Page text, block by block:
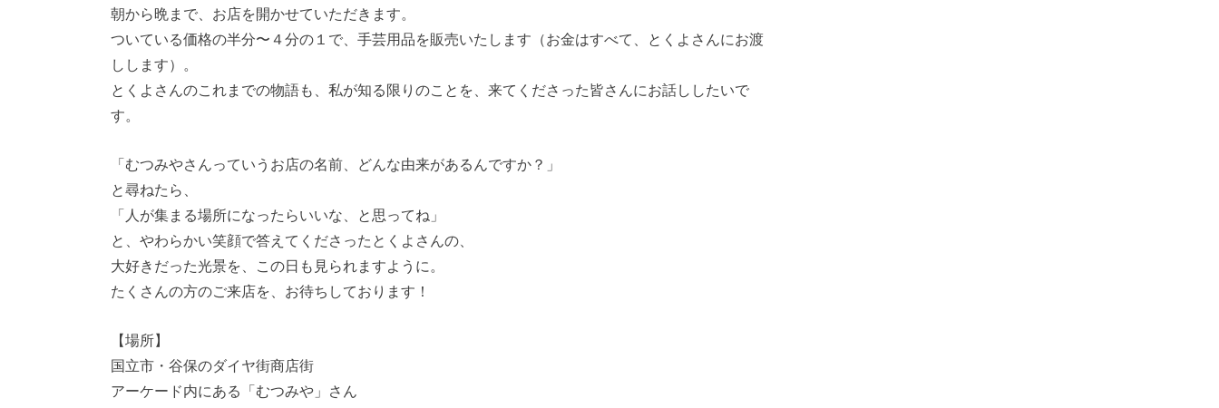
朝から晩まで、お店を開かせていただきます。
ついている価格の半分〜４分の１で、手芸用品を販売いたします（お金はすべて、とくよさんにお渡
しします）。
とくよさんのこれまでの物語も、私が知る限りのことを、来てくださった皆さんにお話ししたいで
す。
「むつみやさんっていうお店の名前、どんな由来があるんですか？」
と尋ねたら、
「人が集まる場所になったらいいな、と思ってね」
と、やわらかい笑顔で答えてくださったとくよさんの、
大好きだった光景を、この日も見られますように。
たくさんの方のご来店を、お待ちしております！
【場所】
国立市・谷保のダイヤ街商店街
アーケード内にある「むつみや」さん